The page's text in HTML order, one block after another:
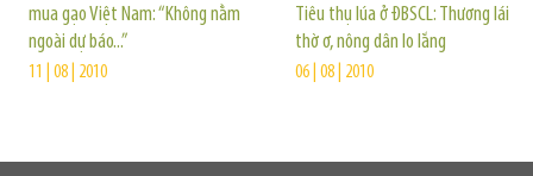
mua gạo Việt Nam: “Không nằm
ngoài dự báo...”
11 | 08 | 2010
Tiêu thụ lúa ở ĐBSCL: Thương lái
thờ ơ, nông dân lo lắng
06 | 08 | 2010